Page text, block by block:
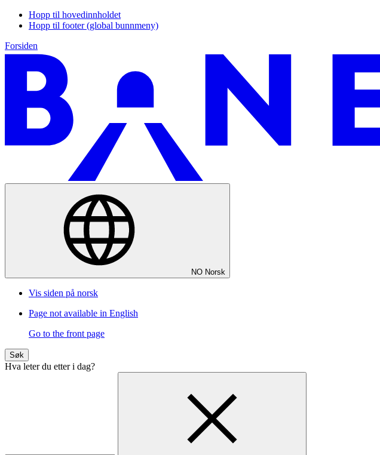
Hopp til hovedinnholdet
Hopp til footer (global bunnmeny)
Forsiden
NO Norsk
Vis siden på norsk
Page not available in English
Go to the front page
Søk
Hva leter du etter i dag?